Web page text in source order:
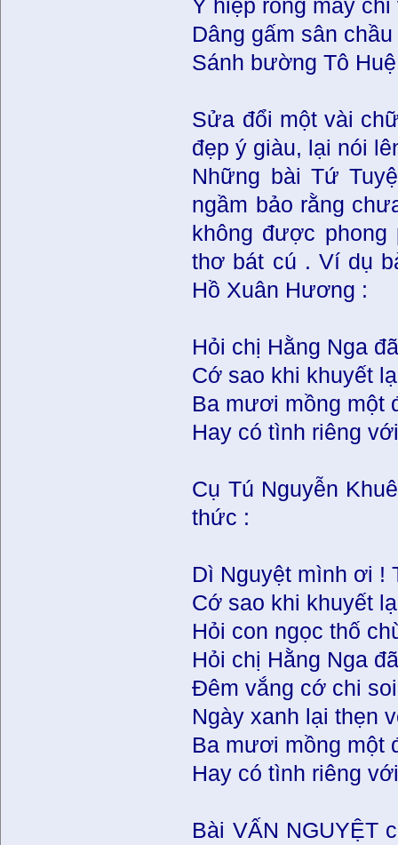
Ý hiệp rồng mây
Dâng gấm sân
Sánh bường Tô
Sửa đổi một vài
đẹp ý giàu, lại nói
Những bài Tứ
ngầm bảo rằng
không được phong
thơ bát cú . Ví dụ
Hồ Xuân Hương :
Hỏi chị Hằng Nga
Cớ sao khi khuyết
Ba mươi mồng một
Hay có tình riêng
Cụ Tú Nguyễn
thức :
Dì Nguyệt mình ơi !
Cớ sao khi khuyết
Hỏi con ngọc thố
Hỏi chị Hằng Nga
Ðêm vắng cớ chi
Ngày xanh lại thẹn
Ba mươi mồng một
Hay có tình riêng
Bài VẤN NGUYỆT